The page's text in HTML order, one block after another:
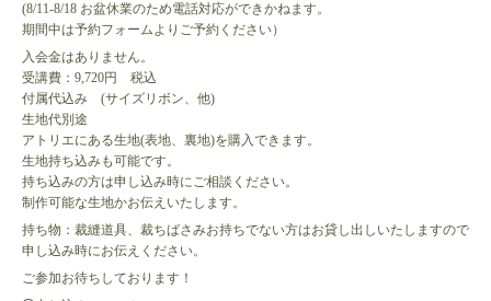
(8/11-8/18 お盆休業のため電話対応ができかねます。
期間中は予約フォームよりご予約ください）
入会金はありません。
受講費：9,720円 税込
付属代込み (サイズリボン、他)
生地代別途
アトリエにある生地(表地、裏地)を購入できます。
生地持ち込みも可能です。
持ち込みの方は申し込み時にご相談ください。
制作可能な生地かお伝えいたします。
持ち物：裁縫道具、裁ちばさみお持ちでない方はお貸し出しいたしますので
申し込み時にお伝えください。
ご参加お待ちしております！